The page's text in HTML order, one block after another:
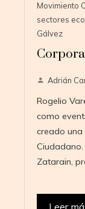
Movimiento
sectores
Gálvez
Adrián
Rogelio
como
creado
Zatarain,